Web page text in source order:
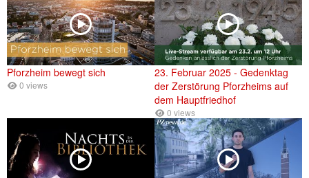
Pforzheim bewegt sich
0 views
23. Februar 2025 - Gedenktag
der Zerstörung Pforzheims auf
dem Hauptfriedhof
0 views